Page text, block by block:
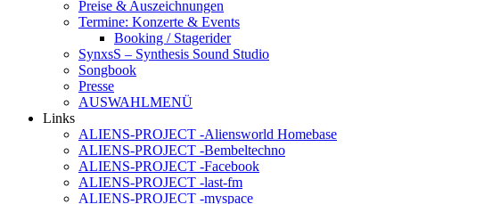
Preise & Auszeichnungen
Termine: Konzerte & Events
Booking / Stagerider
SynxsS – Synthesis Sound Studio
Songbook
Presse
AUSWAHLMENÜ
Links
ALIENS-PROJECT -Aliensworld Homebase
ALIENS-PROJECT -Bembeltechno
ALIENS-PROJECT -Facebook
ALIENS-PROJECT -last-fm
ALIENS-PROJECT -myspace